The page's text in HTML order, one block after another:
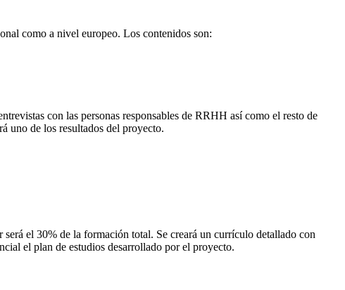
como a nivel europeo. Los contenidos son:
con las personas responsables de RRHH así como el resto de
uno de los resultados del proyecto.
el 30% de la formación total. Se creará un currículo detallado con
el plan de estudios desarrollado por el proyecto.